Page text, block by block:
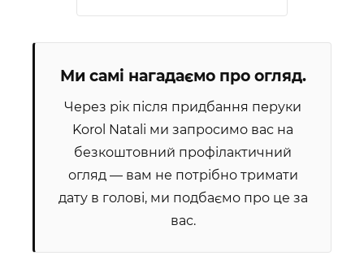
Ми самі нагадаємо про огляд.
Через рік після придбання перуки
Korol Natali ми запросимо вас на
безкоштовний профілактичний
огляд — вам не потрібно тримати
дату в голові, ми подбаємо про це за
вас.